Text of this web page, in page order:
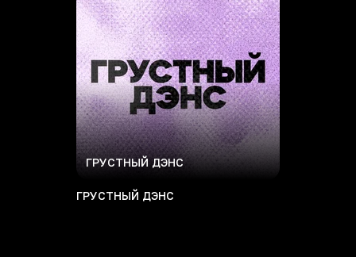
ГРУСТНЫЙ ДЭНС
ГРУСТНЫЙ ДЭНС